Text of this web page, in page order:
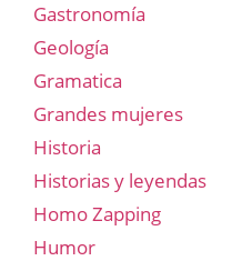
Gastronomía
Geología
Gramatica
Grandes mujeres
Historia
Historias y leyendas
Homo Zapping
Humor